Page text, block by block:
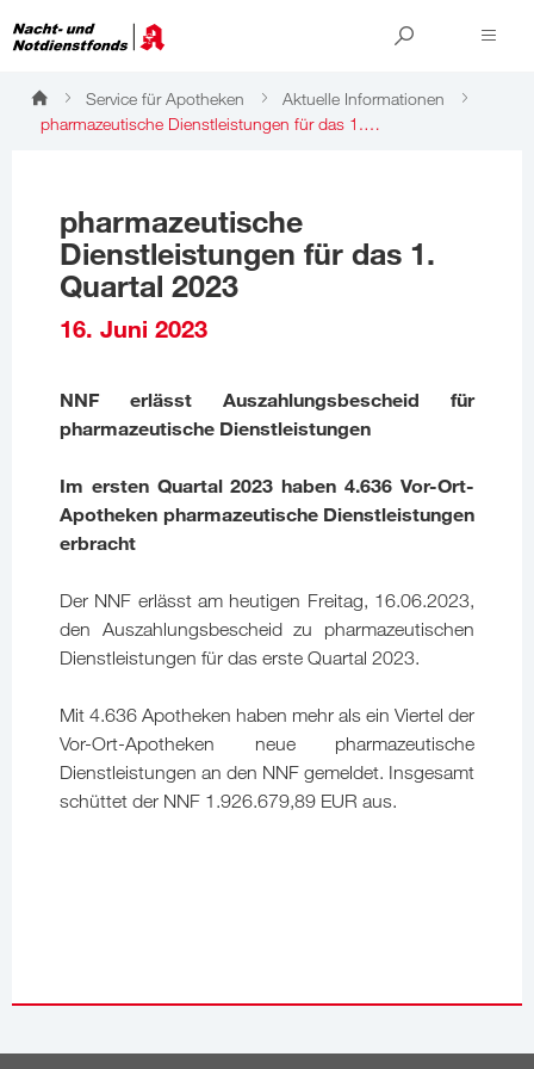
Service für Apotheken
Aktuelle Informationen
pharmazeutische Dienstleistungen für das 1.…
pharmazeutische
Dienstleistungen für das 1.
Quartal 2023
16. Juni 2023
NNF erlässt Auszahlungsbescheid für
pharmazeutische Dienstleistungen
Im ersten Quartal 2023 haben 4.636 Vor-Ort-
Apotheken pharmazeutische Dienstleistungen
erbracht
Der NNF erlässt am heutigen Freitag, 16.06.2023,
den Auszahlungsbescheid zu pharmazeutischen
Dienstleistungen für das erste Quartal 2023.
Mit 4.636 Apotheken haben mehr als ein Viertel der
Vor-Ort-Apotheken neue pharmazeutische
Dienstleistungen an den NNF gemeldet. Insgesamt
schüttet der NNF 1.926.679,89 EUR aus.